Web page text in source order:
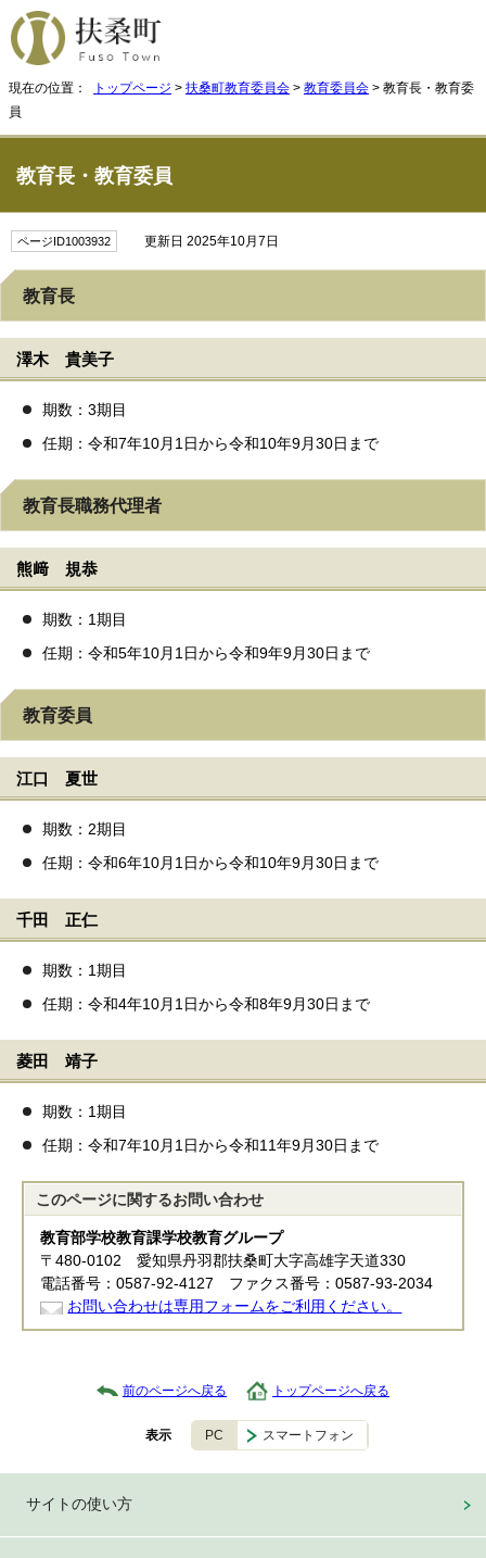
現在の位置： トップページ > 扶桑町教育委員会 > 教育委員会 > 教育長・教育委
員
教育長・教育委員
ページID1003932 更新日 2025年10月7日
教育長
澤木 貴美子
期数：3期目
任期：令和7年10月1日から令和10年9月30日まで
教育長職務代理者
熊﨑 規恭
期数：1期目
任期：令和5年10月1日から令和9年9月30日まで
教育委員
江口 夏世
期数：2期目
任期：令和6年10月1日から令和10年9月30日まで
千田 正仁
期数：1期目
任期：令和4年10月1日から令和8年9月30日まで
菱田 靖子
期数：1期目
任期：令和7年10月1日から令和11年9月30日まで
このページに関するお問い合わせ
教育部学校教育課学校教育グループ
〒480-0102 愛知県丹羽郡扶桑町大字高雄字天道330
電話番号：0587-92-4127 ファクス番号：0587-93-2034
お問い合わせは専用フォームをご利用ください。
前のページへ戻る トップページへ戻る
表示 PC スマートフォン
サイトの使い方